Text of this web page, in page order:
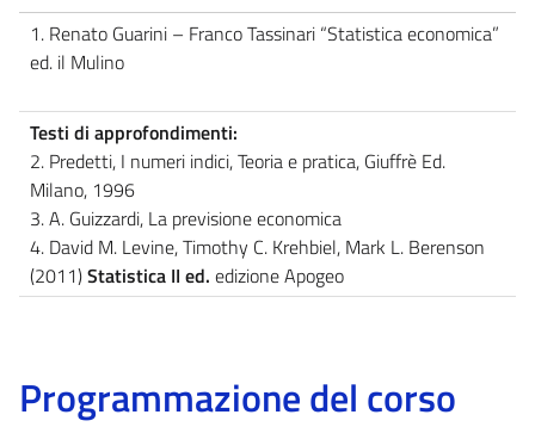
1. Renato Guarini – Franco Tassinari “Statistica economica”
ed. il Mulino
Testi di approfondimenti:
2. Predetti, I numeri indici, Teoria e pratica, Giuffrè Ed.
Milano, 1996
3. A. Guizzardi, La previsione economica
4. David M. Levine, Timothy C. Krehbiel, Mark L. Berenson
(2011)Statistica II ed. edizione Apogeo
Programmazione del corso